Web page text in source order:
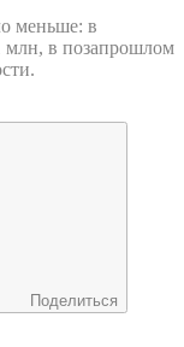
меньше: в
млн, в позапрошлом
Поделиться